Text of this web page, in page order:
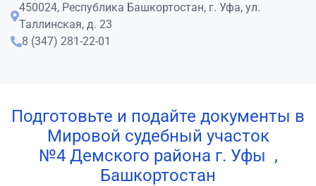
450024, Республика Башкортостан, г. Уфа, ул.
Таллинская, д. 23
8 (347) 281-22-01
Подготовьте и подайте документы в
Мировой судебный участок
№4 Демского района г. Уфы ,
Башкортостан